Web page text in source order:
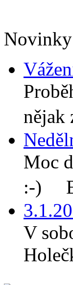
Moc
:-)
V